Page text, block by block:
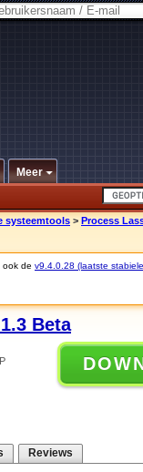
Meer
systeemtools > Process
ook de v9.4.0.28 (laatste
Beta
Reviews